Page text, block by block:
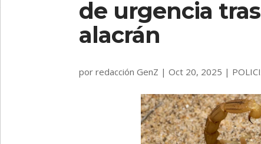
de urgencia
alacrán
porredacción GenZ |Oct 20, 2025 |